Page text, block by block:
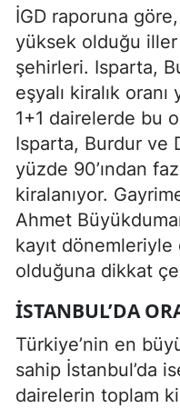
İGD raporuna göre,
yüksek olduğu
şehirleri. Isparta,
eşyalı kiralık
1+1 dairelerde bu
Isparta, Burdur ve
yüzde 90’ından
kiralanıyor.
Ahmet
kayıt dönemleriyle
olduğuna dikkat
İSTANBUL’DA
Türkiye’nin en
sahip İstanbul’da
dairelerin toplam